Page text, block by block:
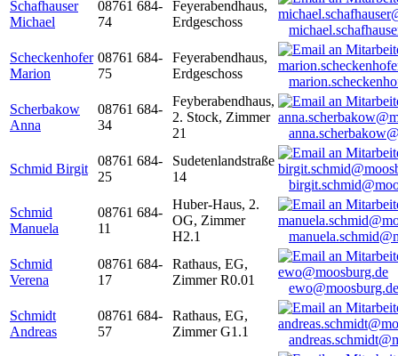
Schafhauser
Michael
08761 684-
74
Feyerabendhaus,
Erdgeschoss
Scheckenhofer
Marion
08761 684-
75
Feyerabendhaus,
Erdgeschoss
Scherbakow
Anna
08761 684-
34
Feyberabendhaus,
2. Stock, Zimmer
21
Schmid Birgit
08761 684-
25
Sudetenlandstraße
14
Schmid
Manuela
08761 684-
11
Huber-Haus, 2.
OG, Zimmer
H2.1
Schmid
Verena
08761 684-
17
Rathaus, EG,
Zimmer R0.01
ewo@moosburg.de
Schmidt
Andreas
08761 684-
57
Rathaus, EG,
Zimmer G1.1